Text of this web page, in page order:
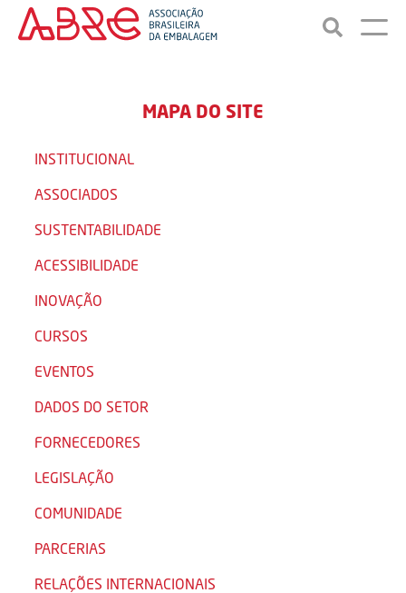
MAPA DO SITE
INSTITUCIONAL
ASSOCIADOS
SUSTENTABILIDADE
ACESSIBILIDADE
INOVAÇÃO
CURSOS
EVENTOS
DADOS DO SETOR
FORNECEDORES
LEGISLAÇÃO
COMUNIDADE
PARCERIAS
RELAÇÕES INTERNACIONAIS